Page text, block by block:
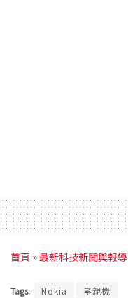
首頁 »最新科技新聞與報導
Tags: Nokia 孝親機